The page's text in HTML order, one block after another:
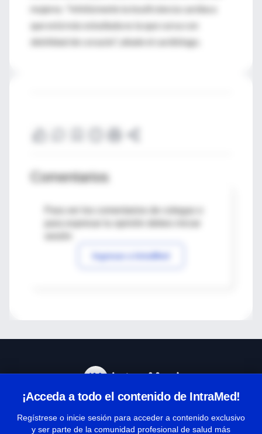
mujeres. "Infelizmente la insuficiencia cardíaca
que está más estudiada es la que cursa con
debilidad de corazón", añade el cardiólogo.
Comentarios
Para ver los comentarios de colegas o
Ingresar a IntraMed
¡Acceda a todo el contenido de IntraMed!
Regístrese o inicie sesión para acceder a contenido exclusivo
y ser parte de la comunidad profesional de salud más